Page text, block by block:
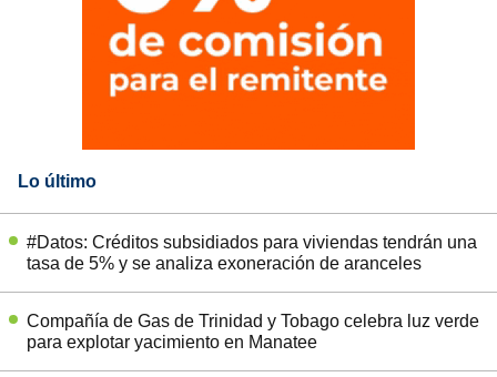
Lo último
#Datos: Créditos subsidiados para viviendas tendrán una
tasa de 5% y se analiza exoneración de aranceles
Compañía de Gas de Trinidad y Tobago celebra luz verde
para explotar yacimiento en Manatee